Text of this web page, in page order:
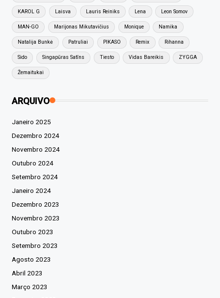
KAROL G Laisva Lauris Reiniks Lena Leon Somov
MAN-GO Marijonas Mikutavičius Monique Namika
Natalija Bunkė Patruliai PIKASO Remix Rihanna
Sido Singapūras Satīns Tiesto Vidas Bareikis ZYGGA
Žemaitukai
ARQUIVO
Janeiro 2025
Dezembro 2024
Novembro 2024
Outubro 2024
Setembro 2024
Janeiro 2024
Dezembro 2023
Novembro 2023
Outubro 2023
Setembro 2023
Agosto 2023
Abril 2023
Março 2023